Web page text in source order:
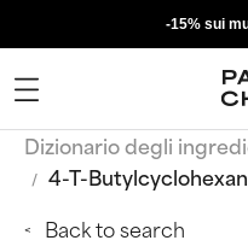
-15% sui
Dizionario degli
4-T-
Back to search